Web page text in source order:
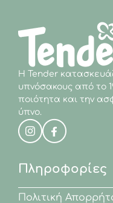
Η Tender
υπνόσακους από το
ποιότητα και την
ύπνο.
Πληροφορίες
Πολιτική